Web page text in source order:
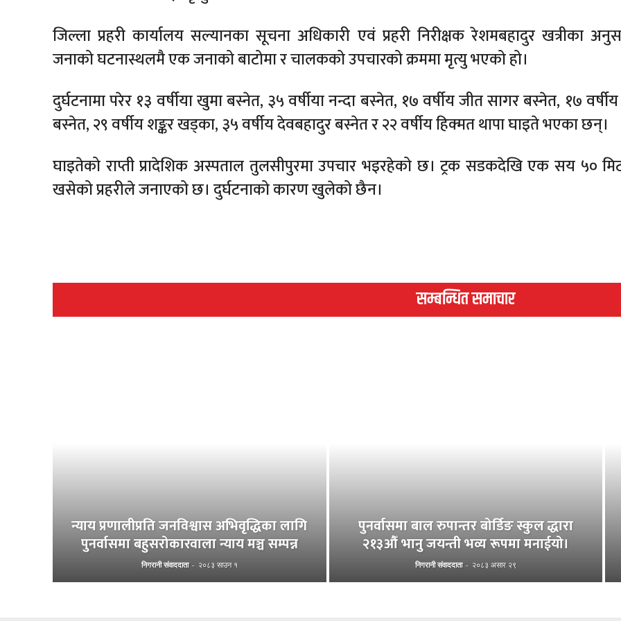
जिल्ला प्रहरी कार्यालय सल्यानका सूचना अधिकारी एवं प्रहरी निरीक्षक रेशमबहादुर खत्रीका
जनाको घटनास्थलमै एक जनाको बाटोमा र चालकको उपचारको क्रममा मृत्यु भएको हो।
दुर्घटनामा परेर १३ वर्षीया खुमा बस्नेत, ३५ वर्षीया नन्दा बस्नेत, १७ वर्षीय जीत सागर बस्नेत, १७
बस्नेत, २९ वर्षीय शङ्कर खड्का, ३५ वर्षीय देवबहादुर बस्नेत र २२ वर्षीय हिक्मत थापा घाइते भएका छन्।
घाइतेको राप्ती प्रादेशिक अस्पताल तुलसीपुरमा उपचार भइरहेको छ। ट्रक सडकदेखि एक सय ५०
खसेको प्रहरीले जनाएको छ। दुर्घटनाको कारण खुलेको छैन।
सम्बन्धित समाचार
न्याय प्रणालीप्रति जनविश्वास अभिवृद्धिका लागि
पुनर्वासमा बहुसरोकारवाला न्याय मञ्च सम्पन्न
निगरानी संवाददाता - २०८३ साउन १
पुनर्वासमा बाल रुपान्तर बोर्डिङ स्कुल द्धारा
२१३औँ भानु जयन्ती भव्य रूपमा मनाईयो।
निगरानी संवाददाता - २०८३ असार २९